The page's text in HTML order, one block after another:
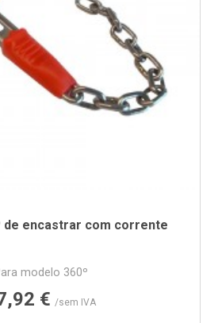
de encastrar com corrente
modelo 360º
Preço
€ /sem IVA